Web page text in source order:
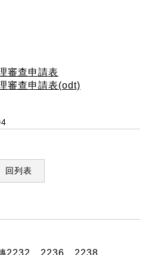
審查申請表
審查申請表(odt)
回列表
2232、2236、2238